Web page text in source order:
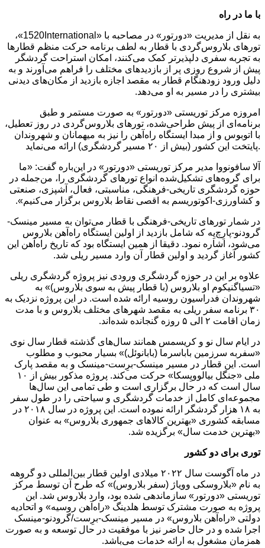
با ما در راه
به نقل از مدیریت «دورتور» در مصاحبه با «1520International»،
تورهای بلاروس‌گردی با قطار به لطف برنامه حرکت منظم قطارها
به تجربه سفری دلپذیرتر کمک می‌کنند، امکان استراحت گردشگر
پیش از شروع روزی پر از بازدیدهای مختلف را فراهم می‌آورند و به
دلیل ورود زودهنگام قطار به مقصد اجازه بازدید از مکان‌های دیدنی
بیشتری را در مسیر به او می‌دهد.
امروزه مرکز توریستی «دورتور» به صورت مستمر و طبق
برنامه‌ای از پیش طراحی‌شده، تورهای بلاروس‌گردی در روز تعطیل،
با اتوبوس و از مبدا ایستگاه راه‌آهن را نیز به میهمانان و شهروندان
پایتخت این کشور (بیش از ۲۰ مسیر گردشگری) ارائه می‌نماید.
آلا سافونووا مدیر مرکز توریستی «دورتور» در این‌باره گفت: «ما
برای گروه‌های تشکیل‌شده انواع تورهای گردشگری را، من‌جمله در
حوزه گردشگری تاریخی-فرهنگی، مناسبتی، فعال، آشپزی، صنعتی
و کشاورزی-اکوتوریسم به اقصی نقاط بلاروس برگزار می‌کنیم».
در شمار تورهای تاریخی-فرهنگی با قطار می‌توان به مسیر مینسک-
گرودنو-پارِچ‌یِه که شامل بازدید از اولین ایستگاه راه‌آهن بلاروس
می‌شود، اشاره نمود. دقیقا از همین ایستگاه بود که تاریخ راه‌آهن این
کشور آغاز گردید و اولین قطار آن وارد مسیر ریلی شد.
علاوه بر این‌ در حوزه گردشگری ورودی نیز پروژه گردشگری ریلی
«تسیاگنیکوم او بلاروس (با قطار پیش به سوی بلاروس)» به
شهروندان فدراسیون روسیه ارائه شده است. در این پروژه نزدیک به
۳۰ برنامه سفر ریلی به مقصد شهرهای مختلف بلاروس و با مدت
زمان اقامت ۲ الی ۵ روزه گنجانده شده‌اند‌.
در ایام سال نو و کریسمس همانند سال‌های گذشته قطار سال نوی
«سفربه سرزمین باباسرما (بابانوئل)» بسیار محبوب و مطلوب
است. این قطار در مسیر مینسک-برِست-مینسک و به مقصد پارک
ملی «جنگل بیالوویِسکا» حرکت می‌کند. پروژه مذکور بیش از ۱۰
سال است که در حال برگزاری است و طی تمامی این سال‌ها
مجموعه‌ای کامل از خدمات گردشگری و سیاحتی را در طول سفر
به ۱۸ هزار گردشگر ارائه نموده است. این پروژه در سال ۲۰۱۸ در
مسابقه کشوری «بهترین کالاهای جمهوری بلاروس» به عنوان
«بهترین خدمت سال» برگزیده شد.
توری برای دو کشور
در ماه آگوست سال ۲۰۲۲ میلادی اولین قطار بین‌المللی دو گروهه
به نام «بلاروسکی وویاژ (سفر بلاروس)» که طرح آن توسط مرکز
توریستی «دورتور» سازماندهی شده بود، وارد بلاروس شد. این
پروژه به صورت مشترک توسط هلدینگ «راه‌آهن روسیه» و اتحادیه
دولتی «راه‌آهن بلاروس» در مسیر مینسک-برِست/گرودنو-مینسک
اجرا شده و در حال حاضر نیز با موفقیت در حال توسعه و به صورت
همزمان مشغول به ارائه خدمات می‌باشد.